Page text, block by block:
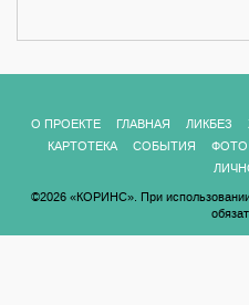
О ПРОЕКТЕ ГЛАВНАЯ ЛИКБЕЗ
КАРТОТЕКА
СОБЫТИЯ ФОТО
©2026 «КОРИНС». При